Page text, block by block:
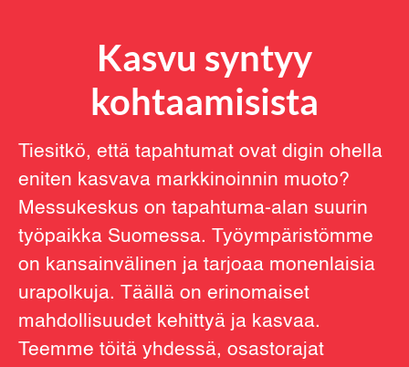
Kasvu syntyy
kohtaamisista
Tiesitkö, että tapahtumat ovat digin ohella
eniten kasvava markkinoinnin muoto?
Messukeskus on tapahtuma-alan suurin
työpaikka Suomessa. Työympäristömme
on kansainvälinen ja tarjoaa monenlaisia
urapolkuja. Täällä on erinomaiset
mahdollisuudet kehittyä ja kasvaa.
Teemme töitä yhdessä, osastorajat